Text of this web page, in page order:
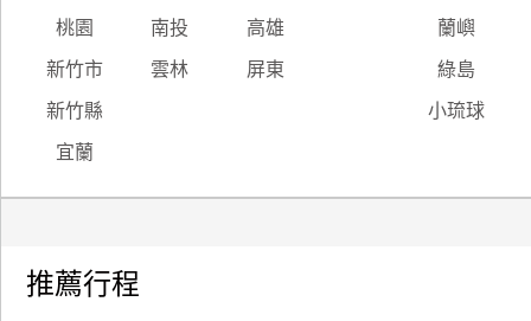
桃園 南投 高雄 蘭嶼
新竹市 雲林 屏東 綠島
新竹縣 小琉球
宜蘭
推薦行程